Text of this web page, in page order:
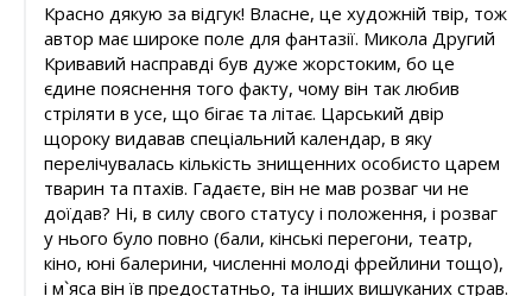
Красно дякую за відгук! Власне, це художній твір, тож
автор має широке поле для фантазії. Микола Другий
Кривавий насправді був дуже жорстоким, бо це
єдине пояснення того факту, чому він так любив
стріляти в усе, що бігає та літає. Царський двір
щороку видавав спеціальний календар, в яку
перелічувалась кількість знищенних особисто царем
тварин та птахів. Гадаєте, він не мав розваг чи не
доїдав? Ні, в силу свого статусу і положення, і розваг
у нього було повно (бали, кінські перегони, театр,
кіно, юні балерини, численні молоді фрейлини тощо),
і м`яса він їв предостатньо, та інших вишуканих страв.